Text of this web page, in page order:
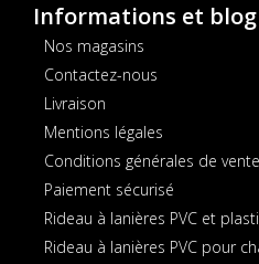
Informations et blog
Nos magasins
Contactez-nous
Livraison
Mentions légales
Conditions générales de
Paiement sécurisé
Rideau à lanières PVC et
Rideau à lanières PVC pour